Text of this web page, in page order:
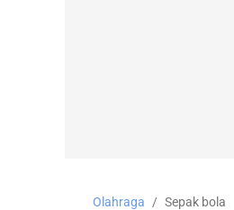
Olahraga Sepak bola